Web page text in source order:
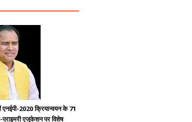
में एनईपी-2020 क्रियान्वयन के 71
प्राइमरी एजुकेशन पर विशेष